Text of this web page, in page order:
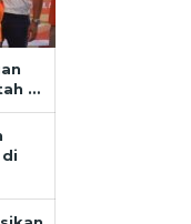
…